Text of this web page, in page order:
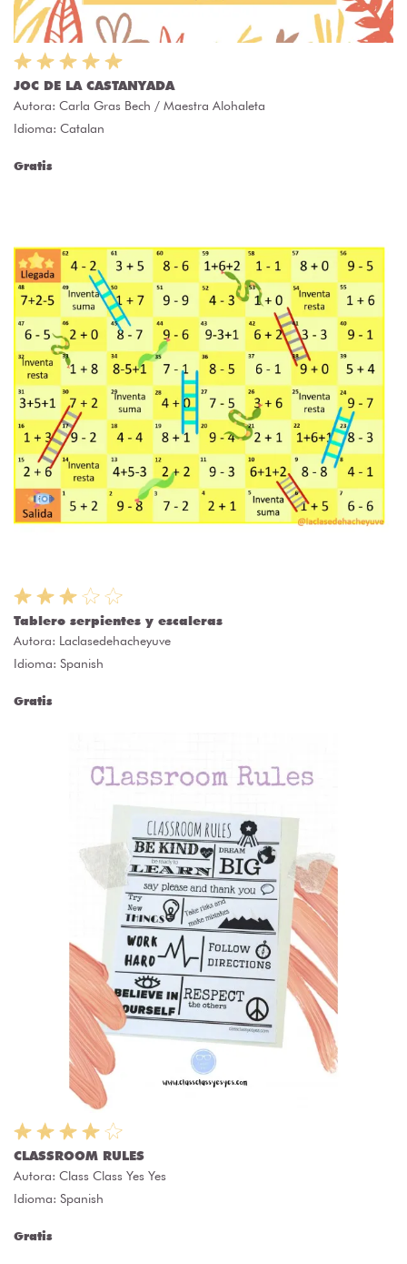
JOC DE LA CASTANYADA
Autora: Carla Gras Bech / Maestra Alohaleta
Idioma: Catalan
Gratis
Tablero serpientes y escaleras
Autora: Laclasedehacheyuve
Idioma: Spanish
Gratis
CLASSROOM RULES
Autora: Class Class Yes Yes
Idioma: Spanish
Gratis